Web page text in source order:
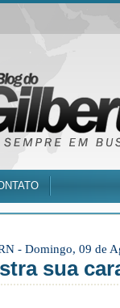
- Domingo, 09 de
sua